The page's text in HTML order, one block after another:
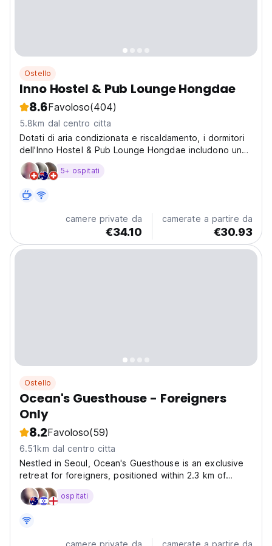
Ostello
Inno Hostel & Pub Lounge Hongdae
8.6Favoloso(404)
5.8km dal centro citta
Dotati di aria condizionata e riscaldamento, i dormitori
dell'Inno Hostel & Pub Lounge Hongdae includono una
semplice colazione dalle 9:00 alle 10:30.
5+ ospitati
camere private da
€34.10
camerate a partire da
€30.93
Ostello
Ocean's Guesthouse - Foreigners
Only
8.2Favoloso(59)
6.51km dal centro citta
Nestled in Seoul, Ocean's Guesthouse is an exclusive
retreat for foreigners, positioned within 2.3 km of
Hongik University Station and 2.5 km from Hongik
University. Our guesthouse offers air-conditioned
kitchen...
ospitati
camere private da camerate a partire da